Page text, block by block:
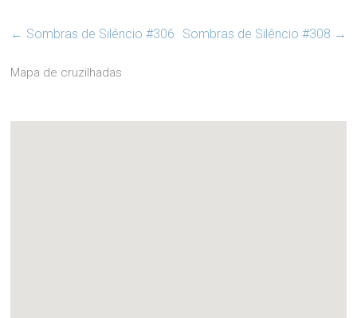
← Sombras de Silêncio #306 Sombras de Silêncio #308 →
Mapa de cruzilhadas